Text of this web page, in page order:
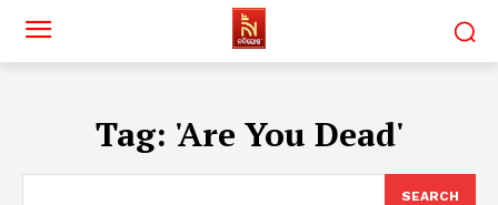
Tag: 'Are You Dead'
SEARCH